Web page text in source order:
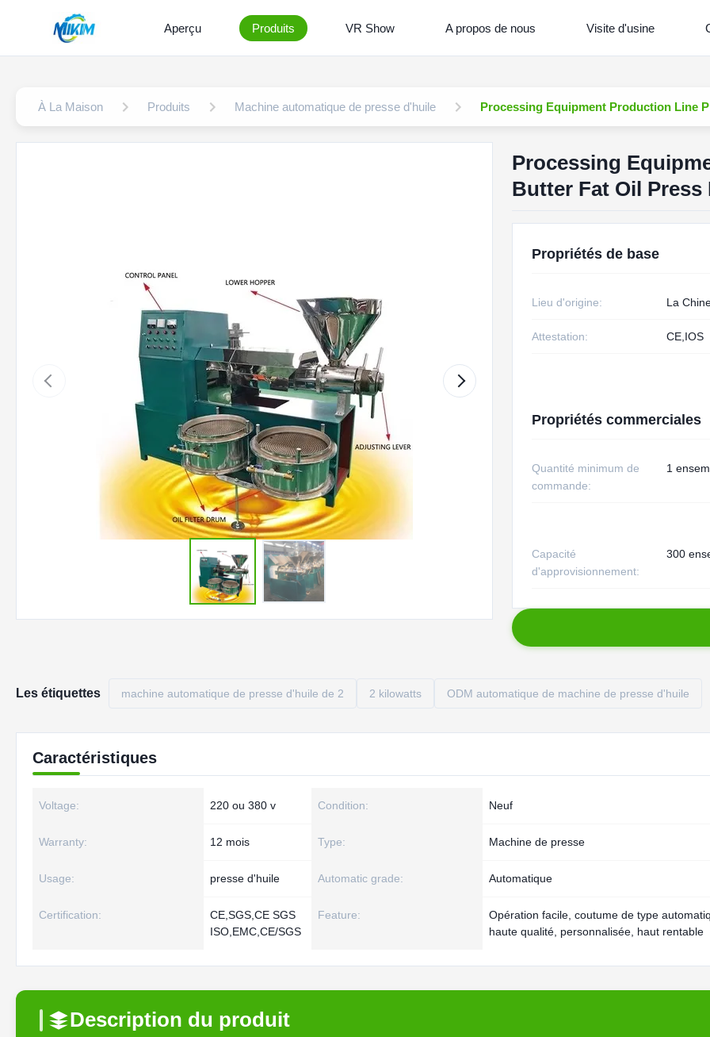
Aperçu Produits VR Show A propos de nous Visite d'usine
À La Maison Produits Machine automatique de presse d'huile Processing Equipment Production Line
Processing
Butter Fat Oil
Propriétés de base
Lieu d'origine: La
Attestation: CE,IOS
Propriétés commerciales
Quantité minimum de
commande:
1
Capacité
d'approvisionnement:
300
Les étiquettes machine automatique de presse d'huile de 2 2 kilowatts ODM automatique de machine de presse d'huile
Caractéristiques
Voltage: 220 ou 380 v Condition: Neuf
Warranty: 12 mois Type: Machine de presse
Usage: presse d'huile Automatic grade: Automatique
Certification:
CE,SGS,CE SGS
ISO,EMC,CE/SGS
Feature:
Opération facile, coutume de type
haute qualité, personnalisée, haut rentable
Description du produit